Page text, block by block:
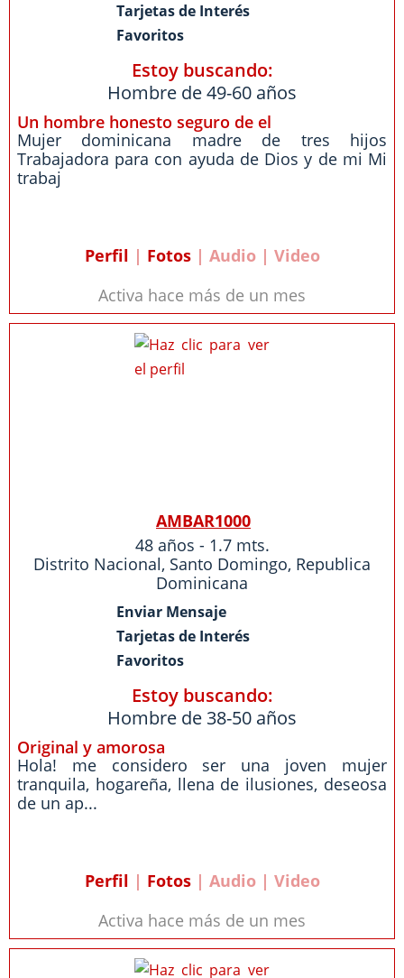
Tarjetas de Interés
Favoritos
Estoy buscando:
Hombre de 49-60 años
Un hombre honesto seguro de el
Mujer dominicana madre de tres hijos
Trabajadora para con ayuda de Dios y de mi Mi
trabaj
Perfil | Fotos| Audio | Video
Activa hace más de un mes
AMBAR1000
48 años - 1.7 mts.
Distrito Nacional, Santo Domingo, Republica
Dominicana
Enviar Mensaje
Tarjetas de Interés
Favoritos
Estoy buscando:
Hombre de 38-50 años
Original y amorosa
Hola! me considero ser una joven mujer
tranquila, hogareña, llena de ilusiones, deseosa
de un ap...
Perfil | Fotos| Audio | Video
Activa hace más de un mes